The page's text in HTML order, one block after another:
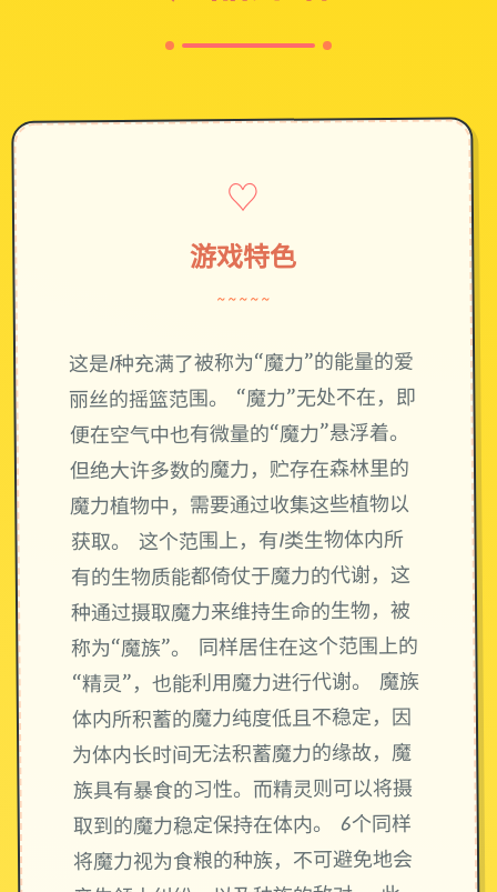
♡
游戏特色
~~~~~
这是1种充满了被称为“魔力”的能量的爱
丽丝的摇篮范围。 “魔力”无处不在，即
便在空气中也有微量的“魔力”悬浮着。
但绝大许多数的魔力，贮存在森林里的
魔力植物中，需要通过收集这些植物以
获取。 这个范围上，有1类生物体内所
有的生物质能都倚仗于魔力的代谢，这
种通过摄取魔力来维持生命的生物，被
称为“魔族”。 同样居住在这个范围上的
“精灵”，也能利用魔力进行代谢。 魔族
体内所积蓄的魔力纯度低且不稳定，因
为体内长时间无法积蓄魔力的缘故，魔
族具有暴食的习性。而精灵则可以将摄
取到的魔力稳定保持在体内。 6个同样
将魔力视为食粮的种族，不可避免地会